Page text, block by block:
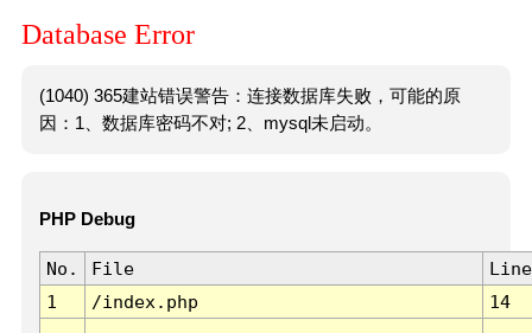
Database Error
(1040) 365建站错误警告：连接数据库失败，可能的原
因：1、数据库密码不对; 2、mysql未启动。
PHP Debug
No. File
Line
1
/index.php 14